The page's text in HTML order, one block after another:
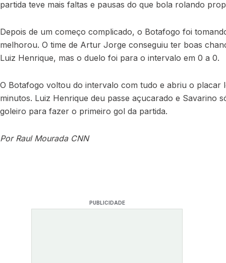
partida teve mais faltas e pausas do que bola rolando
Depois de um começo complicado, o Botafogo foi
melhorou. O time de Artur Jorge conseguiu ter boas
Luiz Henrique, mas o duelo foi para o intervalo em 0 a 0.
O Botafogo voltou do intervalo com tudo e abriu o placar
minutos. Luiz Henrique deu passe açucarado e Savarino
goleiro para fazer o primeiro gol da partida.
Por Raul Mourada CNN
PUBLICIDADE